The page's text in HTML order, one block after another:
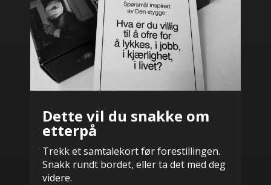
Dette vil du snakke om
etterpå
Trekk et samtalekort før forestillingen.
Snakk rundt bordet, eller ta det med deg
videre.